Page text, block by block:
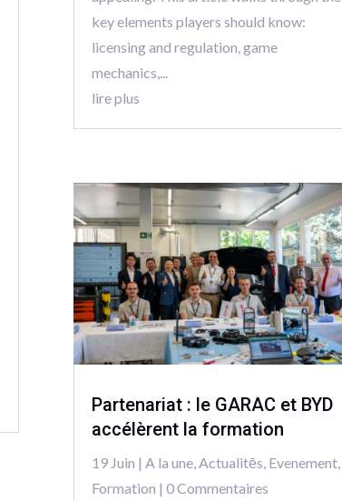
key elements players should know:
licensing and regulation, game
mechanics,...
lire plus
Partenariat : le GARAC et BYD
accélèrent la formation
19 Juin | A la une, Actualitēs Evenement,
Formation | 0 Commentaires